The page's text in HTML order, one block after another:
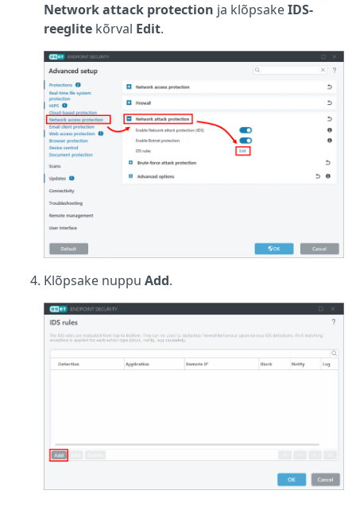
Network attack protection ja klõpsakeIDS-
reeglite kõrval Edit.
Klõpsake nuppu Add.